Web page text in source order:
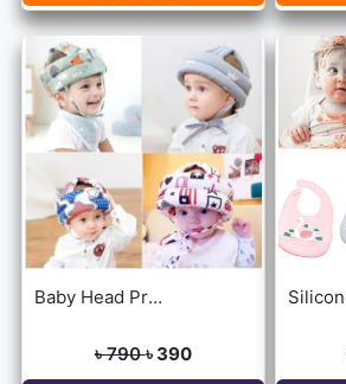
Baby Head Protector Cap Child Walking Safety
৳ 790৳ 390